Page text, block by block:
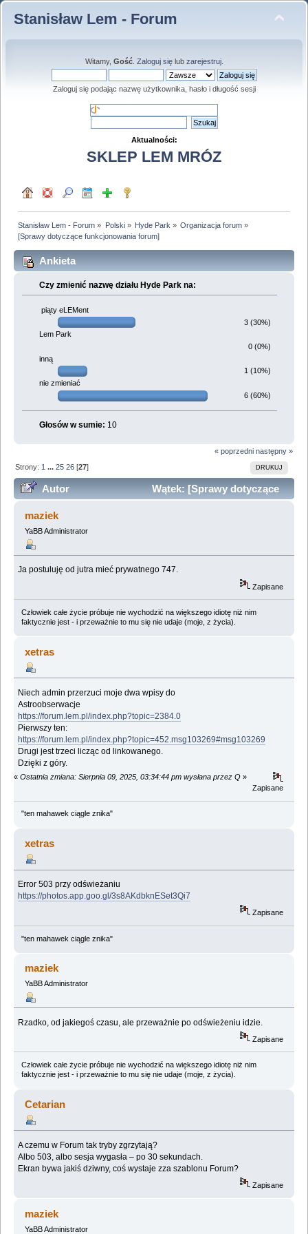
Stanisław Lem - Forum
Witamy, Gość. Zaloguj sięlub zarejestruj.
Zaloguj się podając nazwę użytkownika, hasło i długość sesji
Aktualności:
SKLEP LEM MRÓZ
Stanisław Lem - Forum » Polski» Hyde Park » Organizacja forum »
[Sprawy dotyczące funkcjonowania forum]
Ankieta
Czy zmienić nazwę działu Hyde Park na:
piąty eLEMent
3 (30%)
Lem Park
0 (0%)
inną
1 (10%)
nie zmieniać
6 (60%)
Głosów w sumie: 10
« poprzedni następny »
DRUKUJ
Strony: 1 ...25 26 [27]
Autor
Wątek: [Sprawy dotyczące
funkcjonowania forum] (Przeczytany 1007555 razy)
maziek
YaBB Administrator
Ja postuluję od jutra mieć prywatnego 747.
Zapisane
Człowiek całe życie próbuje nie wychodzić na większego idiotę niż nim
faktycznie jest - i przeważnie to mu się nie udaje (moje, z życia).
xetras
Niech admin przerzuci moje dwa wpisy do
Astroobserwacje
https://forum.lem.pl/index.php?topic=2384.0
Pierwszy ten:
https://forum.lem.pl/index.php?topic=452.msg103269#msg103269
Drugi jest trzeci licząc od linkowanego.
Dzięki z góry.
« Ostatnia zmiana: Sierpnia 09, 2025, 03:34:44 pm wysłana przez Q »
Zapisane
"ten mahawek ciągle znika"
xetras
Error 503 przy odświeżaniu
https://photos.app.goo.gl/3s8AKdbknESet3Qi7
Zapisane
"ten mahawek ciągle znika"
maziek
YaBB Administrator
Rzadko, od jakiegoś czasu, ale przeważnie po odświeżeniu idzie.
Zapisane
Człowiek całe życie próbuje nie wychodzić na większego idiotę niż nim
faktycznie jest - i przeważnie to mu się nie udaje (moje, z życia).
Cetarian
A czemu w Forum tak tryby zgrzytają?
Albo 503, albo sesja wygasła – po 30 sekundach.
Ekran bywa jakiś dziwny, coś wystaje zza szablonu Forum?
Zapisane
maziek
YaBB Administrator